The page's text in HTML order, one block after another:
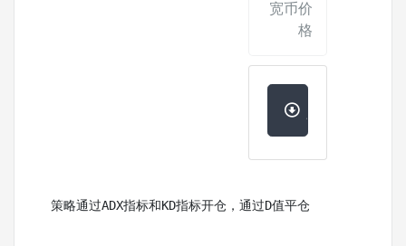
宽币价
格
策略通过ADX指标和KD指标开仓，通过D值平仓